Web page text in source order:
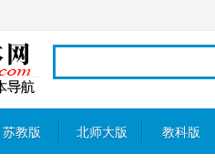
苏教版 北师大版 教科版